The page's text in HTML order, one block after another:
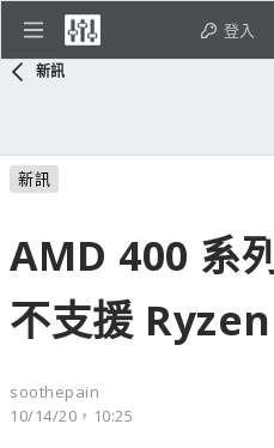
登入
新訊
新訊
AMD 400 系
不支援
soothepain
10/14/20，10:25